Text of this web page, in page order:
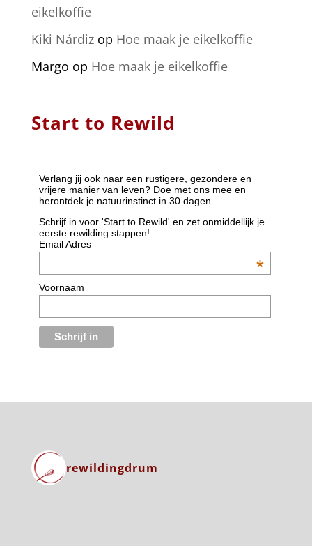
eikelkoffie
Kiki Nárdizop Hoe maak je eikelkoffie
Margo op Hoe maak je eikelkoffie
Start to Rewild
Verlang jij ook naar een rustigere, gezondere en
vrijere manier van leven? Doe met ons mee en
herontdek je natuurinstinct in 30 dagen.
Schrijf in voor 'Start to Rewild' en zet onmiddellijk je
eerste rewilding stappen!
Email Adres
*
Voornaam
rewildingdrum